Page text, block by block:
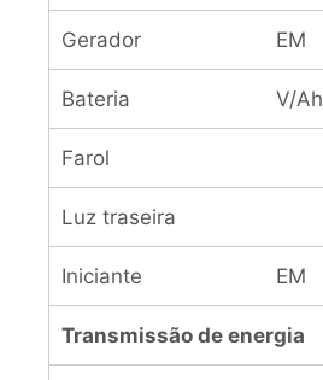
Gerador EM
Bateria V/Ah
Farol
Luz traseira
Iniciante EM
Transmissão de energia